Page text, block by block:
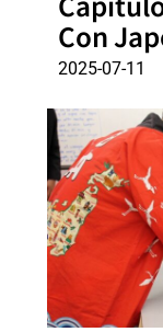
Con
2025-07-11